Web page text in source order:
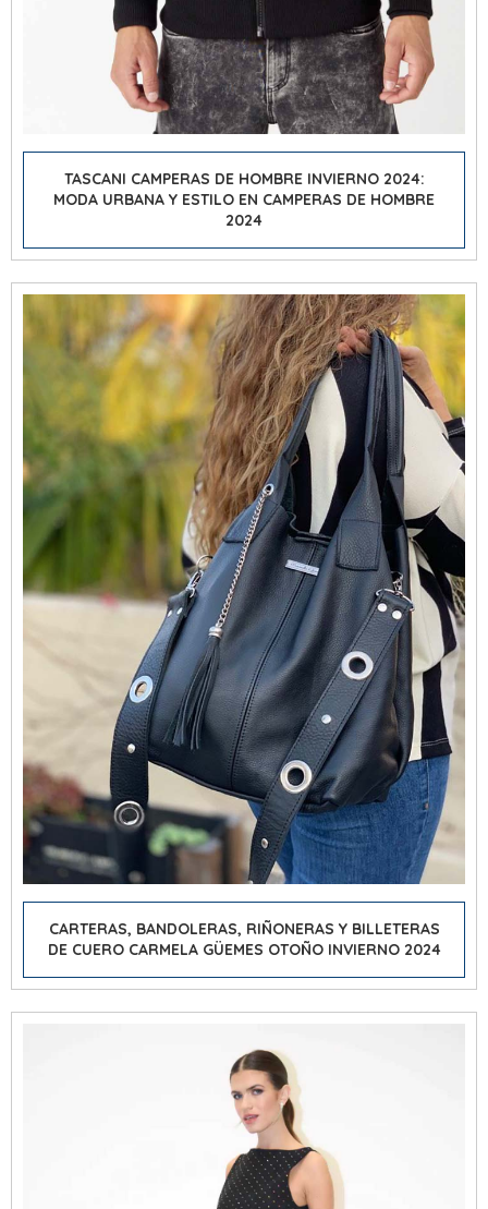
TASCANI CAMPERAS DE HOMBRE INVIERNO 2024:
MODA URBANA Y ESTILO EN CAMPERAS DE HOMBRE
2024
CARTERAS, BANDOLERAS, RIÑONERAS Y BILLETERAS
DE CUERO CARMELA GÜEMES OTOÑO INVIERNO 2024